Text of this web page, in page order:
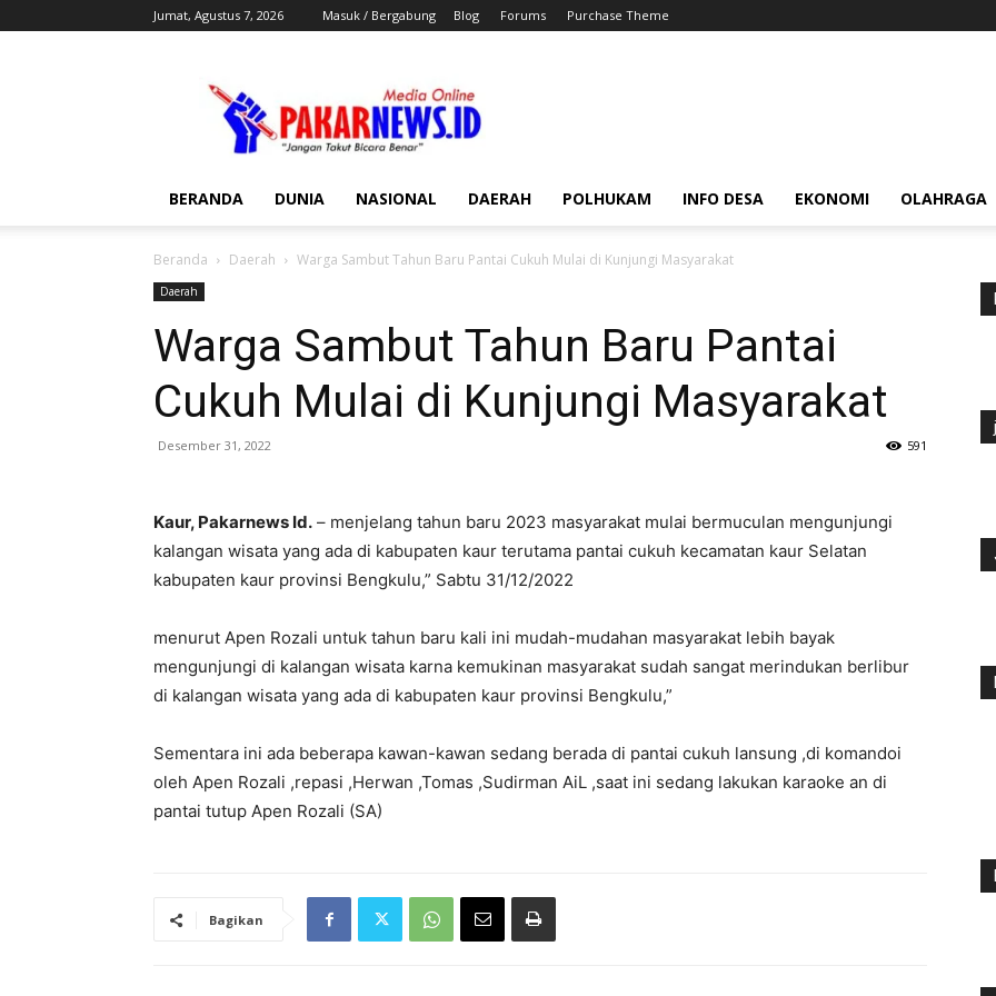
Jumat, Agustus 7, 2026 Masuk / Bergabung Blog Forums Purchase Theme
BERANDA DUNIA NASIONAL DAERAH POLHUKAM INFO DESA EKONOMI OLAHRAGA
Beranda Daerah Warga Sambut Tahun Baru Pantai Cukuh Mulai di Kunjungi Masyarakat
Daerah
Warga Sambut Tahun Baru Pantai
Cukuh Mulai di Kunjungi Masyarakat
Desember 31, 2022 591
Kaur, Pakarnews Id. – menjelang tahun baru 2023 masyarakat mulai bermuculan mengunjungi
kalangan wisata yang ada di kabupaten kaur terutama pantai cukuh kecamatan kaur Selatan
kabupaten kaur provinsi Bengkulu,” Sabtu 31/12/2022
menurut Apen Rozali untuk tahun baru kali ini mudah-mudahan masyarakat lebih bayak
mengunjungi di kalangan wisata karna kemukinan masyarakat sudah sangat merindukan berlibur
di kalangan wisata yang ada di kabupaten kaur provinsi Bengkulu,”
Sementara ini ada beberapa kawan-kawan sedang berada di pantai cukuh lansung ,di komandoi
oleh Apen Rozali ,repasi ,Herwan ,Tomas ,Sudirman AiL ,saat ini sedang lakukan karaoke an di
pantai tutup Apen Rozali (SA)
Bagikan